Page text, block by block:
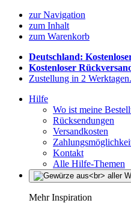
zur Navigation
zum Inhalt
zum Warenkorb
Deutschland:
Kostenloser
Zustellung in 2 Werktagen.
Hilfe
Wo ist meine
Rücksendungen
Versandkosten
Kontakt
Alle Hilfe-Themen
Mehr Inspiration